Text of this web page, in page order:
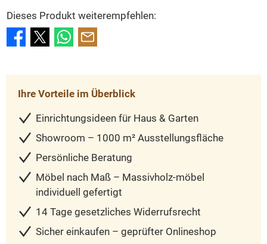
Dieses Produkt weiterempfehlen:
Ihre Vorteile im Überblick
Einrichtungsideen für Haus & Garten
Showroom – 1000 m² Ausstellungsfläche
Persönliche Beratung
Möbel nach Maß – Massivholz-möbel
individuell gefertigt
14 Tage gesetzliches Widerrufsrecht
Sicher einkaufen – geprüfter Onlineshop